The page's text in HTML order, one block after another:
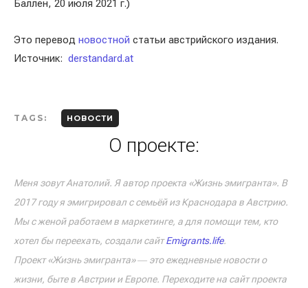
Баллен, 20 июля 2021 г.)
Это перевод новостной статьи австрийского издания.
Источник: derstandard.at
TAGS: НОВОСТИ
О проекте:
Меня зовут Анатолий. Я автор проекта «Жизнь эмигранта». В
2017 году я эмигрировал с семьёй из Краснодара в Австрию.
Мы с женой работаем в маркетинге, а для помощи тем, кто
хотел бы переехать, создали сайтEmigrants.life.
Проект «Жизнь эмигранта» ― это ежедневные новости о
жизни, быте в Австрии и Европе. Переходите на сайт проекта